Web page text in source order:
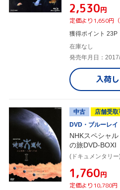
¥2,530円
定価より1,650円
獲得ポイント 23P
在庫なし
発売年月日：
入荷
中古
店舗受取
DVD・ブルーレイ
NHKスペシャ
の旅DVD-BOXI
(ドキュメンタリー
¥1,760円
定価より10,780円